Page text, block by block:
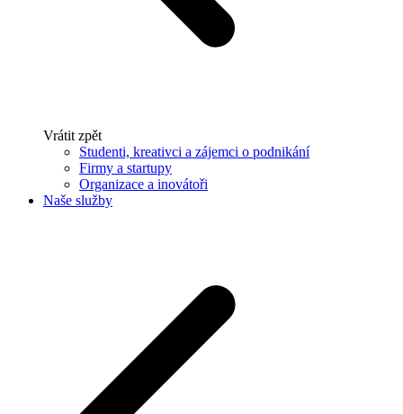
Vrátit zpět
Studenti, kreativci a zájemci o podnikání
Firmy a startupy
Organizace a inovátoři
Naše služby